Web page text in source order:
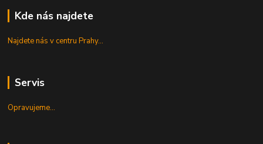
Kde nás najdete
Najdete nás v centru Prahy...
Servis
Opravujeme...